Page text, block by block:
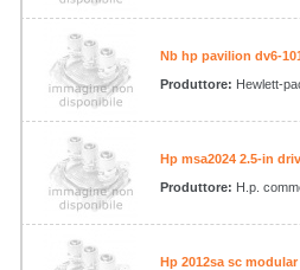
Nb hp pavilion dv6-
Produttore: Hewlett-
Hp msa2024 2.5-in
Produttore: H.p.
Hp 2012sa sc